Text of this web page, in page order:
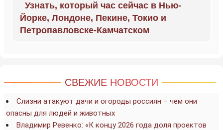
Узнать, который час сейчас в Нью-
Йорке, Лондоне, Пекине, Токио и
Петропавловске-Камчатском
СВЕЖИЕ НОВОСТИ
Слизни атакуют дачи и огороды россиян – чем они
опасны для людей и животных
Владимир Ревенко: «К концу 2026 года доля проектов